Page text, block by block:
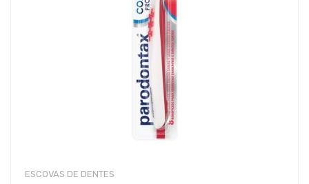
ESCOVAS DE DENTES